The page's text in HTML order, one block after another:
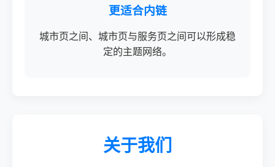
更适合内链
城市页之间、城市页与服务页之间可以形成稳
定的主题网络。
关于我们